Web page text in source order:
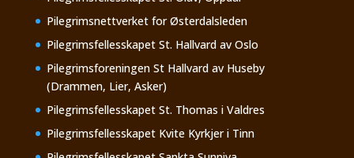
Pilegrimsnettverket for Østerdalsleden
Pilegrimsfellesskapet St. Hallvard av Oslo
Pilegrimsforeningen St Hallvard av Huseby
(Drammen, Lier, Asker)
Pilegrimsfellesskapet St. Thomas i Valdres
Pilegrimsfellesskapet Kvite Kyrkjer i Tinn